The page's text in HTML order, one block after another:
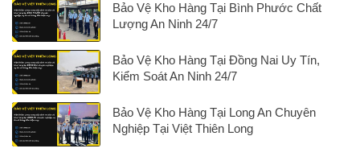
Bảo Vệ Kho Hàng Tại Bình Phước Chất
Lượng An Ninh 24/7
Bảo Vệ Kho Hàng Tại Đồng Nai Uy Tín,
Kiểm Soát An Ninh 24/7
Bảo Vệ Kho Hàng Tại Long An Chuyên
Nghiệp Tại Việt Thiên Long